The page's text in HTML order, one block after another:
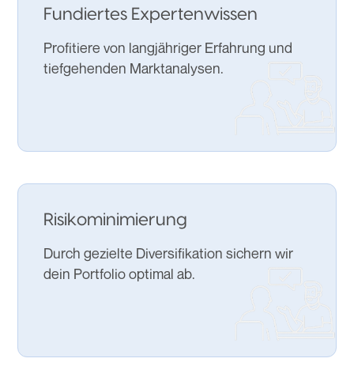
Fundiertes Expertenwissen
Profitiere von langjähriger Erfahrung und
tiefgehenden Marktanalysen.
Risikominimierung
Durch gezielte Diversifikation sichern wir
dein Portfolio optimal ab.